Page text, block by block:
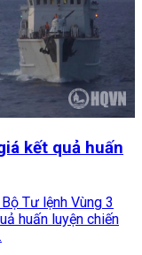
kết quả huấn
Tư lệnh Vùng 3
huấn luyện chiến